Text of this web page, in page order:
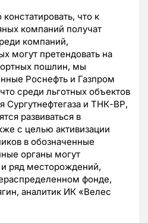
что к
компаний получат
компаний,
могут претендовать на
пошлин, мы
Роснефть и Газпром
среди льготных объектов
Сургутнефтегаза и ТНК-ВР,
развиваться в
с целью активизации
в обозначенные
органы могут
ряд месторождений,
фонде,
аналитик ИК «Велес